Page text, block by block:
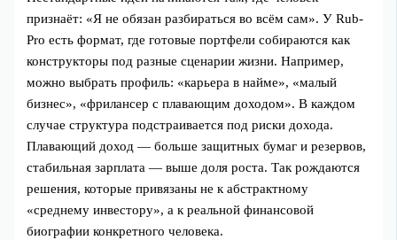
признаёт: «Я не обязан разбираться во всём сам». У Rub-
Pro есть формат, где готовые портфели собираются как
конструкторы под разные сценарии жизни. Например,
можно выбрать профиль: «карьера в найме», «малый
бизнес», «фрилансер с плавающим доходом». В каждом
случае структура подстраивается под риски дохода.
Плавающий доход — больше защитных бумаг и резервов,
стабильная зарплата — выше доля роста. Так рождаются
решения, которые привязаны не к абстрактному
«среднему инвестору», а к реальной финансовой
биографии конкретного человека.